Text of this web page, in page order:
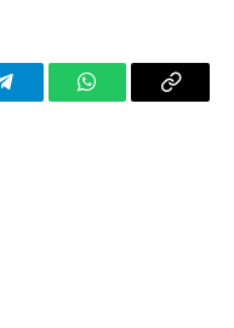
TelegramWhatsAppCopy